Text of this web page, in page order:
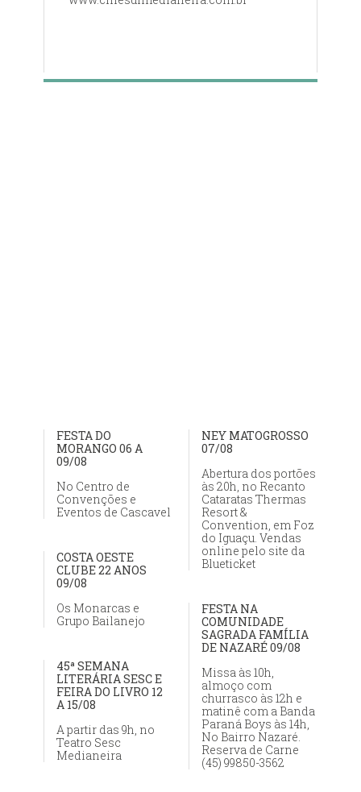
FESTA DO
MORANGO 06 A
09/08
No Centro de
Convenções e
Eventos de Cascavel
NEY MATOGROSSO
07/08
Abertura dos portões
às 20h, no Recanto
Cataratas Thermas
Resort &
Convention, em Foz
do Iguaçu. Vendas
online pelo site da
Blueticket
COSTA OESTE
CLUBE 22 ANOS
09/08
Os Monarcas e
Grupo Bailanejo
FESTA NA
COMUNIDADE
SAGRADA FAMÍLIA
DE NAZARÉ 09/08
Missa às 10h,
almoço com
churrasco às 12h e
matinê com a Banda
Paraná Boys às 14h,
No Bairro Nazaré.
Reserva de Carne
(45) 99850-3562
45ª SEMANA
LITERÁRIA SESC E
FEIRA DO LIVRO 12
A 15/08
A partir das 9h, no
Teatro Sesc
Medianeira